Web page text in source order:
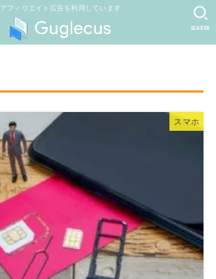
アフィリエイト広告を利用しています
SEARCH
スマホ